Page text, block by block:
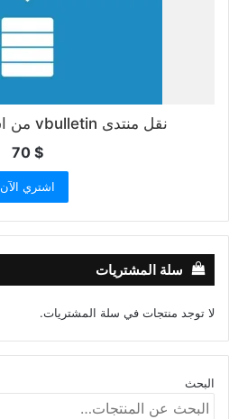
نقل منتدى vbulletin من استضافة الى اخرى
70 $
اشتري الآن
سلة المشتريات
لا توجد منتجات في سلة المشتريات.
البحث